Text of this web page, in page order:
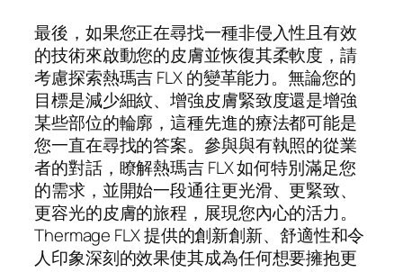
最後，如果您正在尋找一種非侵入性且有效
的技術來啟動您的皮膚並恢復其柔軟度，請
考慮探索熱瑪吉 FLX 的變革能力。無論您的
目標是減少細紋、增強皮膚緊致度還是增強
某些部位的輪廓，這種先進的療法都可能是
您一直在尋找的答案。參與與有執照的從業
者的對話，瞭解熱瑪吉 FLX 如何特別滿足您
的需求，並開始一段通往更光滑、更緊致、
更容光的皮膚的旅程，展現您內心的活力。
Thermage FLX 提供的創新創新、舒適性和令
人印象深刻的效果使其成為任何想要擁抱更